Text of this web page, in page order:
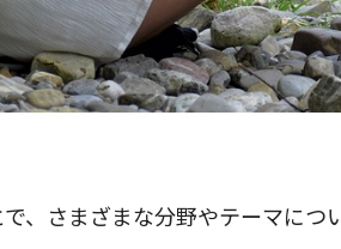
、さまざまな分野やテーマにつ